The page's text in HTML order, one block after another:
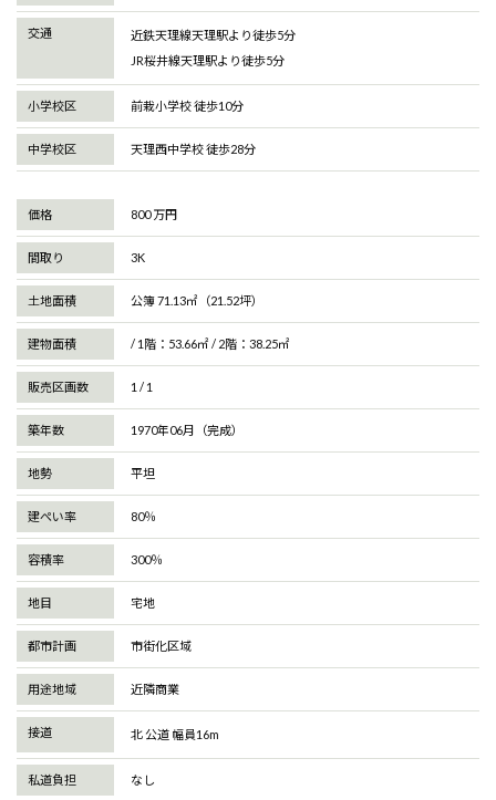
交通
近鉄天理線天理駅より徒歩5分
JR桜井線天理駅より徒歩5分
小学校区 前栽小学校 徒歩10分
中学校区 天理西中学校 徒歩28分
価格 800
間取り 3K
土地面積 公簿71.13㎡（21.52坪）
建物面積 / 1階：53.66㎡ / 2階：38.25㎡
販売区画数 1 / 1
築年数 1970年06月 （完成）
地勢 平坦
建ぺい率 80％
容積率 300％
地目 宅地
都市計画 市街化区域
用途地域 近隣商業
接道 北 公道 幅員16m
私道負担 なし